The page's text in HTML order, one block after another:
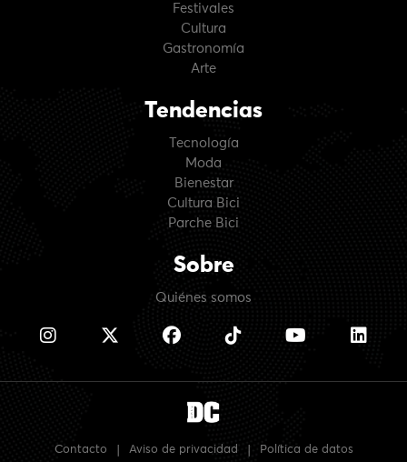
Festivales
Cultura
Gastronomía
Arte
Tendencias
Tecnología
Moda
Bienestar
Cultura Bici
Parche Bici
Sobre
Quiénes somos
Contacto Aviso de privacidad Política de datos